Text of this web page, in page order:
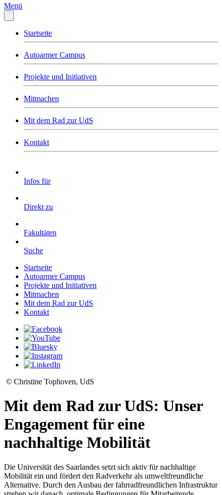
Menü
Startseite
Autoarmer Campus
Projekte und Initiativen
Mitmachen
Mit dem Rad zur UdS
Kontakt
Infos für
Direkt zu
Fakultäten
Suche
Startseite
Autoarmer Campus
Projekte und Initiativen
Mitmachen
Mit dem Rad zur UdS
Kontakt
© Christine Tophoven, UdS
Mit dem Rad zur UdS: Unser
Engagement für eine
nachhaltige Mobilität
Die Universität des Saarlandes setzt sich aktiv für nachhaltige
Mobilität ein und fördert den Radverkehr als umweltfreundliche
Alternative. Durch den Ausbau der fahrradfreundlichen Infrastruktur